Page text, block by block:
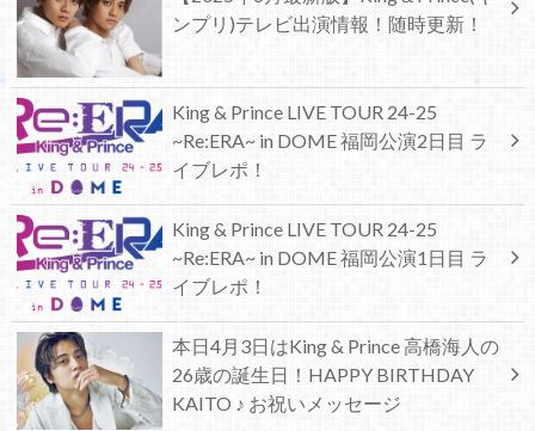
ンプリ)テレビ出演情報！随時更新！
King & Prince LIVE TOUR 24-25
~Re:ERA~ in DOME 福岡公演2日目 ラ
イブレポ！
King & Prince LIVE TOUR 24-25
~Re:ERA~ in DOME 福岡公演1日目 ラ
イブレポ！
本日4月3日はKing & Prince 高橋海人の
26歳の誕生日！HAPPY BIRTHDAY
KAITO ♪ お祝いメッセージ